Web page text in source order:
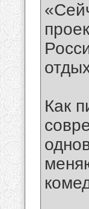
Как